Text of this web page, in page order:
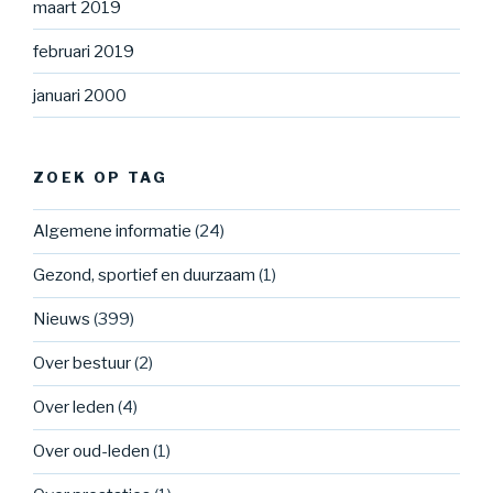
maart 2019
februari 2019
januari 2000
ZOEK OP TAG
Algemene informatie (24)
Gezond, sportief en duurzaam (1)
Nieuws (399)
Over bestuur(2)
Over leden (4)
Over oud-leden (1)